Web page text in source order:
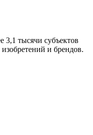
3,1 тысячи субъектов
и брендов.